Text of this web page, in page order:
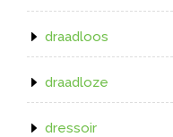
draadloos
draadloze
dressoir